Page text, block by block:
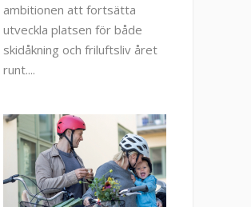
ambitionen att fortsätta
utveckla platsen för både
skidåkning och friluftsliv året
runt.